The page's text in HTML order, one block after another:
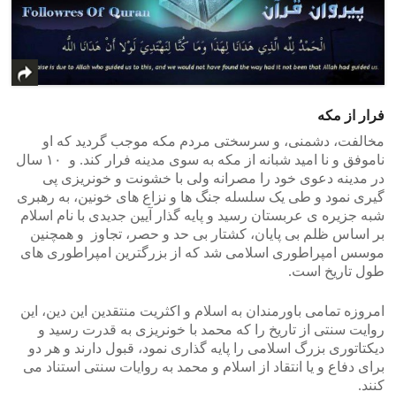
فرار از مکه
مخالفت، دشمنی، و سرسختی مردم مکه موجب گردید که او
ناموفق و نا امید شبانه از مکه به سوی مدینه فرار کند. و ۱۰ سال
در مدینه دعوی خود را مصرانه ولی با خشونت و خونریزی پی
گیری نمود و طی یک سلسله جنگ ها و نزاع های خونین، به رهبری
شبه جزیره ی عربستان رسید و پایه گذار آیین جدیدی با نام اسلام
بر اساس ظلم بی پایان، کشتار بی حد و حصر، تجاوز و همچنین
موسس امپراطوری اسلامی شد که از بزرگترین امپراطوری های
طول تاریخ است.
امروزه تمامی باورمندان به اسلام و اکثریت منتقدین این دین، این
روایت سنتی از تاریخ را که محمد با خونریزی به قدرت رسید و
دیکتاتوری بزرگ اسلامی را پایه گذاری نمود، قبول دارند و هر دو
برای دفاع و یا انتقاد از اسلام و محمد به روایات سنتی استناد می
کنند.